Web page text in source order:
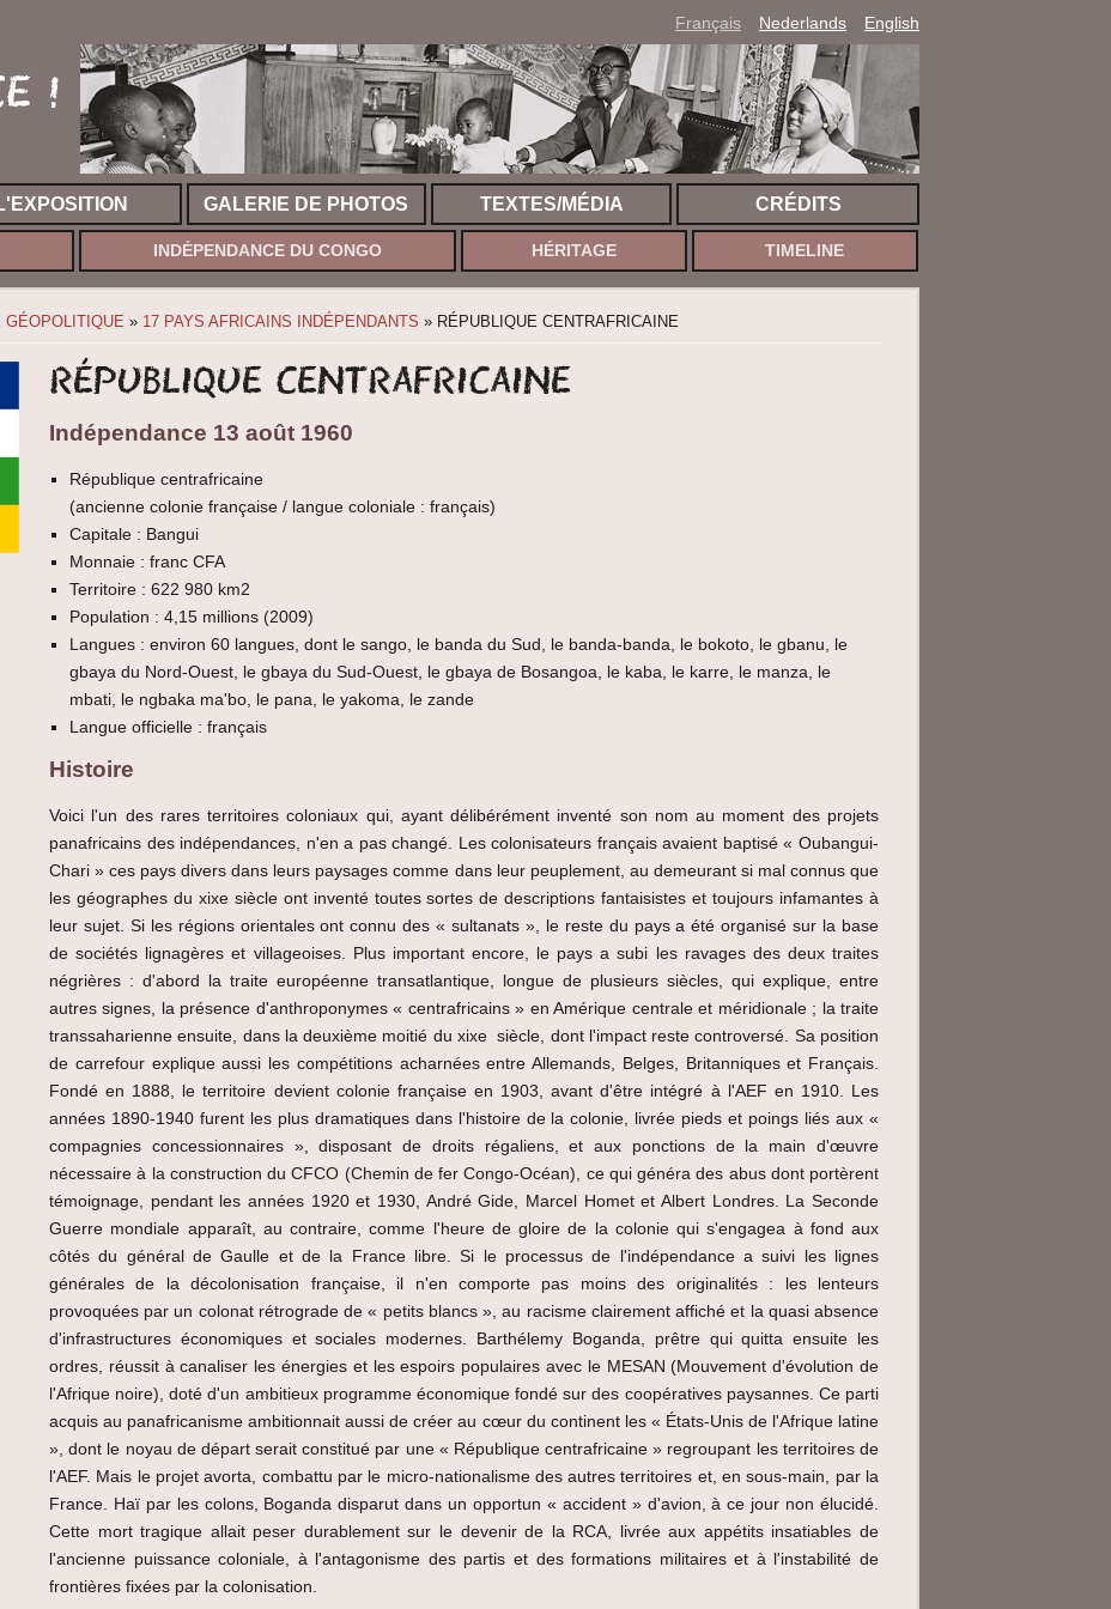
Français Nederlands English
!
INDÉPENDANCE DU CONGO HÉRITAGE TIMELINE
GALERIE DE PHOTOS TEXTES/MÉDIA CRÉDITS
GÉOPOLITIQUE » 17 PAYS AFRICAINS INDÉPENDANTS » RÉPUBLIQUE CENTRAFRICAINE
République centrafricaine
Indépendance 13 août 1960
République centrafricaine
(ancienne colonie française / langue coloniale : français)
Capitale : Bangui
Monnaie : franc CFA
Territoire : 622 980 km2
Population : 4,15 millions (2009)
Langues : environ 60 langues, dont le sango, le banda du Sud, le banda-banda, le bokoto, le gbanu, le
gbaya du Nord-Ouest, le gbaya du Sud-Ouest, le gbaya de Bosangoa, le kaba, le karre, le manza, le
mbati, le ngbaka ma'bo, le pana, le yakoma, le zande
Langue officielle : français
Histoire
Voici l'un des rares territoires coloniaux qui, ayant délibérément inventé son nom au moment des projets
panafricains des indépendances, n'en a pas changé. Les colonisateurs français avaient baptisé « Oubangui-
Chari » ces pays divers dans leurs paysages comme dans leur peuplement, au demeurant si mal connus que
les géographes du xixe siècle ont inventé toutes sortes de descriptions fantaisistes et toujours infamantes à
leur sujet. Si les régions orientales ont connu des « sultanats », le reste du pays a été organisé sur la base
de sociétés lignagères et villageoises. Plus important encore, le pays a subi les ravages des deux traites
négrières : d'abord la traite européenne transatlantique, longue de plusieurs siècles, qui explique, entre
autres signes, la présence d'anthroponymes « centrafricains » en Amérique centrale et méridionale ; la traite
transsaharienne ensuite, dans la deuxième moitié du xixe siècle, dont l'impact reste controversé. Sa position
de carrefour explique aussi les compétitions acharnées entre Allemands, Belges, Britanniques et Français.
Fondé en 1888, le territoire devient colonie française en 1903, avant d'être intégré à l'AEF en 1910. Les
années 1890-1940 furent les plus dramatiques dans l'histoire de la colonie, livrée pieds et poings liés aux «
compagnies concessionnaires », disposant de droits régaliens, et aux ponctions de la main d'œuvre
nécessaire à la construction du CFCO (Chemin de fer Congo-Océan), ce qui généra des abus dont portèrent
témoignage, pendant les années 1920 et 1930, André Gide, Marcel Homet et Albert Londres. La Seconde
Guerre mondiale apparaît, au contraire, comme l'heure de gloire de la colonie qui s'engagea à fond aux
côtés du général de Gaulle et de la France libre. Si le processus de l'indépendance a suivi les lignes
générales de la décolonisation française, il n'en comporte pas moins des originalités : les lenteurs
provoquées par un colonat rétrograde de « petits blancs », au racisme clairement affiché et la quasi absence
d'infrastructures économiques et sociales modernes. Barthélemy Boganda, prêtre qui quitta ensuite les
ordres, réussit à canaliser les énergies et les espoirs populaires avec le MESAN (Mouvement d'évolution de
l'Afrique noire), doté d'un ambitieux programme économique fondé sur des coopératives paysannes. Ce parti
acquis au panafricanisme ambitionnait aussi de créer au cœur du continent les « États-Unis de l'Afrique latine
», dont le noyau de départ serait constitué par une « République centrafricaine » regroupant les territoires de
l'AEF. Mais le projet avorta, combattu par le micro-nationalisme des autres territoires et, en sous-main, par la
France. Haï par les colons, Boganda disparut dans un opportun « accident » d'avion, à ce jour non élucidé.
Cette mort tragique allait peser durablement sur le devenir de la RCA, livrée aux appétits insatiables de
l'ancienne puissance coloniale, à l'antagonisme des partis et des formations militaires et à l'instabilité de
frontières fixées par la colonisation.